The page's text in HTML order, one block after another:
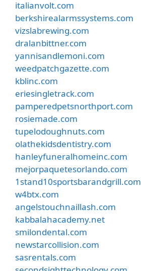
italianvolt.com
berkshirealarmssystems.com
vizslabrewing.com
dralanbittner.com
yannisandlemoni.com
weedpatchgazette.com
kblinc.com
eriesingletrack.com
pamperedpetsnorthport.com
rosiemade.com
tupelodoughnuts.com
olathekidsdentistry.com
hanleyfuneralhomeinc.com
mejorpaquetesorlando.com
1stand10sportsbarandgrill.com
w4btx.com
angelstouchnaillash.com
kabbalahacademy.net
smilondental.com
newstarcollision.com
sasrentals.com